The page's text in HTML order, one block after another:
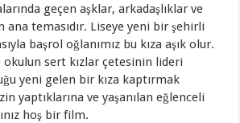
geçen aşklar, arkadaşlıklar ve
temasıdır. Liseye yeni bir şehirli
başrol oğlanımız bu kıza aşık olur.
okulun sert kızlar çetesinin lideri
yeni gelen bir kıza kaptırmak
yaptıklarına ve yaşanılan eğlenceli
hoş bir film.